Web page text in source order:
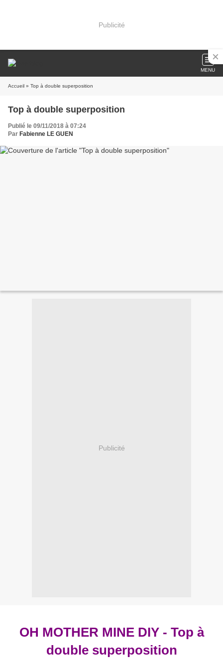
Publicité
MENU
Accueil » Top à double superposition
Top à double superposition
Publié le 09/11/2018 à 07:24
Par Fabienne LE GUEN
Publicité
OH MOTHER MINE DIY - Top à
double superposition